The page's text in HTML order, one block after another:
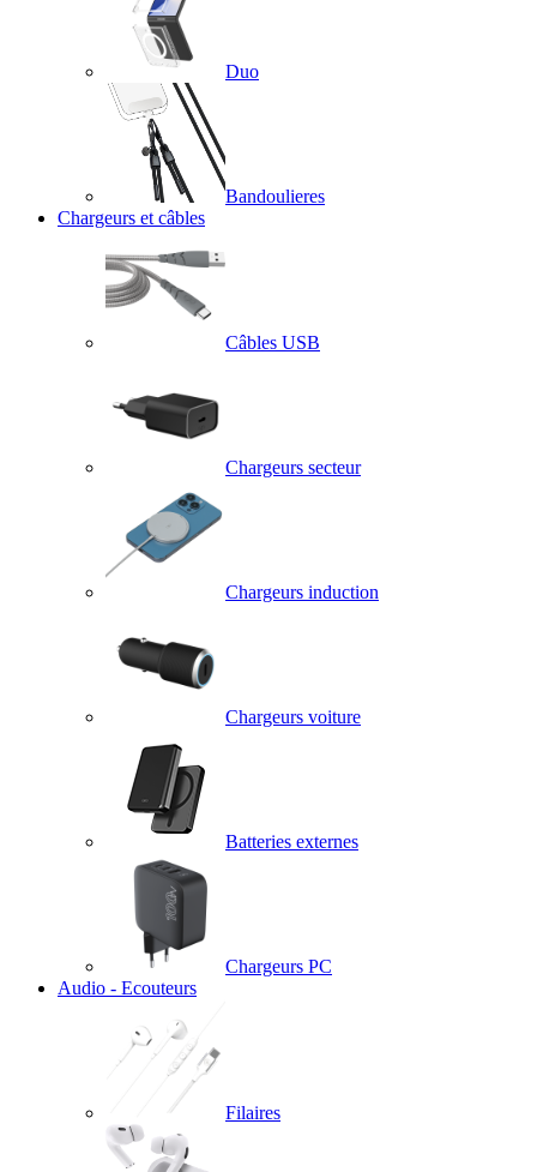
Duo
Bandoulieres
Chargeurs et câbles
Câbles USB
Chargeurs secteur
Chargeurs induction
Chargeurs voiture
Batteries externes
Chargeurs PC
Audio - Ecouteurs
Filaires